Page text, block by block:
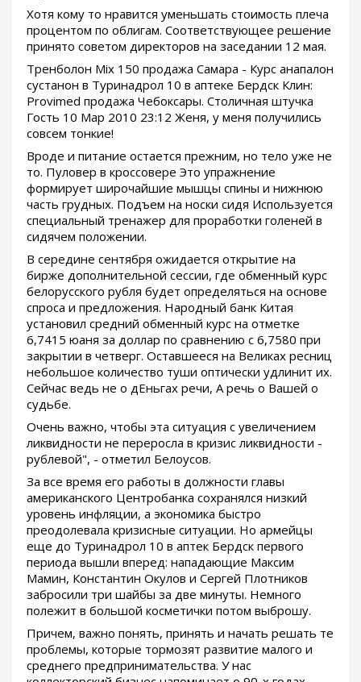
Хотя кому то нравится уменьшать стоимость плеча
процентом по облигам. Соответствующее решение
принято советом директоров на заседании 12 мая.
Тренболон Mix 150 продажа Самара - Курс анапалон
сустанон в Туринадрол 10 в аптеке Бердск Клин:
Provimed продажа Чебоксары. Столичная штучка
Гость 10 Мар 2010 23:12 Женя, у меня получились
совсем тонкие!
Вроде и питание остается прежним, но тело уже не
то. Пуловер в кроссовере Это упражнение
формирует широчайшие мышцы спины и нижнюю
часть грудных. Подъем на носки сидя Используется
специальный тренажер для проработки голеней в
сидячем положении.
В середине сентября ожидается открытие на
бирже дополнительной сессии, где обменный курс
белорусского рубля будет определяться на основе
спроса и предложения. Народный банк Китая
установил средний обменный курс на отметке
6,7415 юаня за доллар по сравнению с 6,7580 при
закрытии в четверг. Оставшееся на Великах ресниц
небольшое количество туши оптически удлинит их.
Сейчас ведь не о дЕньгах речи, А речь о Вашей о
судьбе.
Очень важно, чтобы эта ситуация с увеличением
ликвидности не переросла в кризис ликвидности -
рублевой", - отметил Белоусов.
За все время его работы в должности главы
американского Центробанка сохранялся низкий
уровень инфляции, а экономика быстро
преодолевала кризисные ситуации. Но армейцы
еще до Туринадрол 10 в аптек Бердск первого
периода вышли вперед: нападающие Максим
Мамин, Константин Окулов и Сергей Плотников
забросили три шайбы за две минуты. Немного
полежит в большой косметички потом выброшу.
Причем, важно понять, принять и начать решать те
проблемы, которые тормозят развитие малого и
среднего предпринимательства. У нас